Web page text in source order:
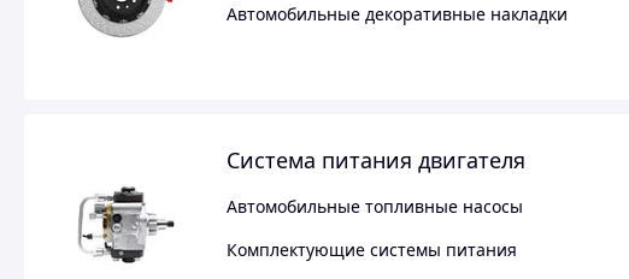
Автомобильные декоративные накладки
Система питания двигателя
Автомобильные топливные насосы
Комплектующие системы питания